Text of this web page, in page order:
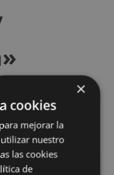
×
cookies
mejorar la
nuestro
las cookies
de